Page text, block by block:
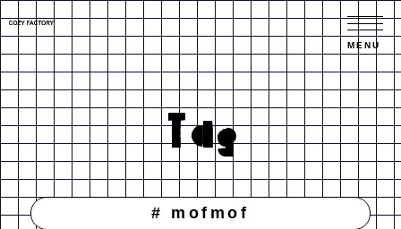
Tag
# mofmof